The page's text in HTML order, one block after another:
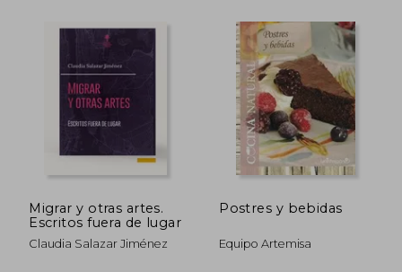
Migrar y otras artes.
Escritos fuera de lugar
Claudia Salazar Jiménez
Postres y bebidas
Equipo Artemisa